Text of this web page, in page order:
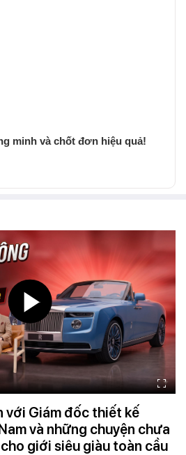
minh và chốt đơn hiệu quả!
với Giám đốc thiết kế
và những chuyện chưa
giới siêu giàu toàn cầu